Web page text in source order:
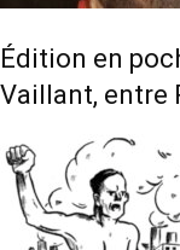
Édition en
Vaillant, entre